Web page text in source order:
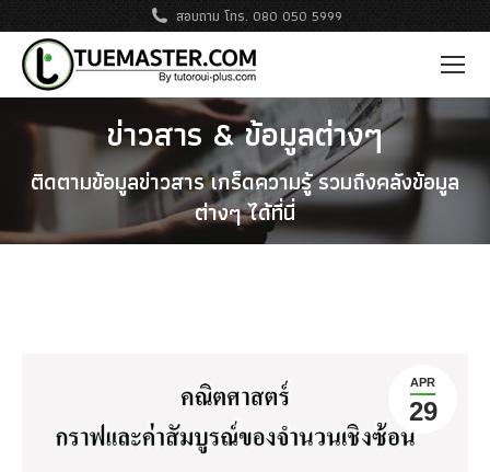
สอบถาม โทร. 080 050 5999
ข่าวสาร & ข้อมูลต่างๆ
ติดตามข้อมูลข่าวสาร เกร็ดความรู้ รวมถึงคลังข้อมูล
ต่างๆ ได้ที่นี่
APR
29